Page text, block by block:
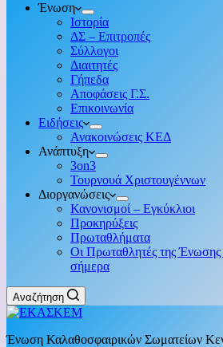
Ένωση
Ιστορία
ΔΣ – Επιτροπές
Σύλλογοι
Διαιτητές
Γήπεδα
Αποφάσεις Γ.Σ.
Επικοινωνία
Ειδήσεις
Ανακοινώσεις ΚΕΔ
Ανάπτυξη
3on3
Τουρνουά Χριστουγέννων
Διοργανώσεις
Κανονισμοί – Εγκύκλιοι
Προκηρύξεις
Πρωταθλήματα
Οι Πρωταθλητές της Ένωσης
σήμερα
Αναζήτηση
Ένωση Καλαθοσφαιρικών Σωματείων